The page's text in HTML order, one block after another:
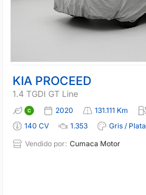
KIA PROCEED
1.4 TGDI GT Line
2020 131.111 Km
140 CV
1.353
Gris / Plata
Vendido por: Cumaca Motor